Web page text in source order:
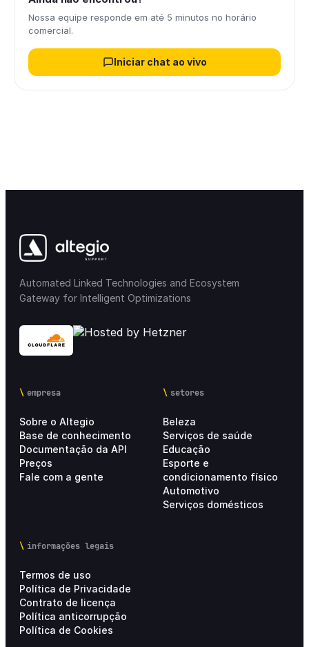
Nossa equipe responde em até 5 minutos no horário
comercial.
Iniciar chat ao vivo
Automated Linked Technologies and Ecosystem
Gateway for Intelligent Optimizations
empresa
Sobre o Altegio
Base de conhecimento
Documentação da API
Preços
Fale com a gente
setores
Beleza
Serviços de saúde
Educação
Esporte e
condicionamento físico
Automotivo
Serviços domésticos
informações legais
Termos de uso
Política de Privacidade
Contrato de licença
Política anticorrupção
Política de Cookies